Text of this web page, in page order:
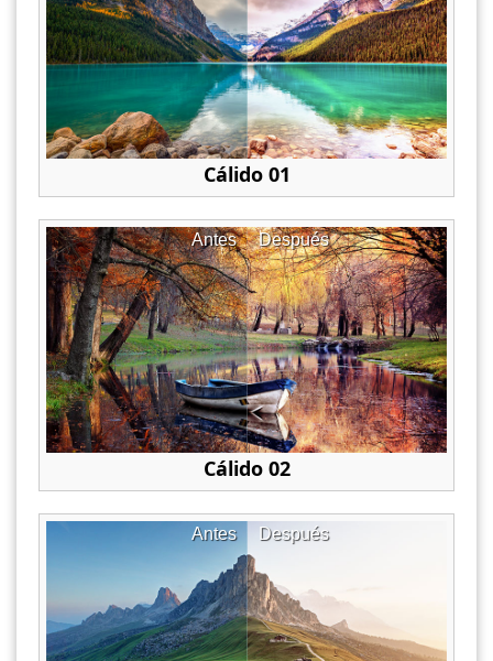
Cálido 01
Después
Antes
Cálido 02
Después
Antes